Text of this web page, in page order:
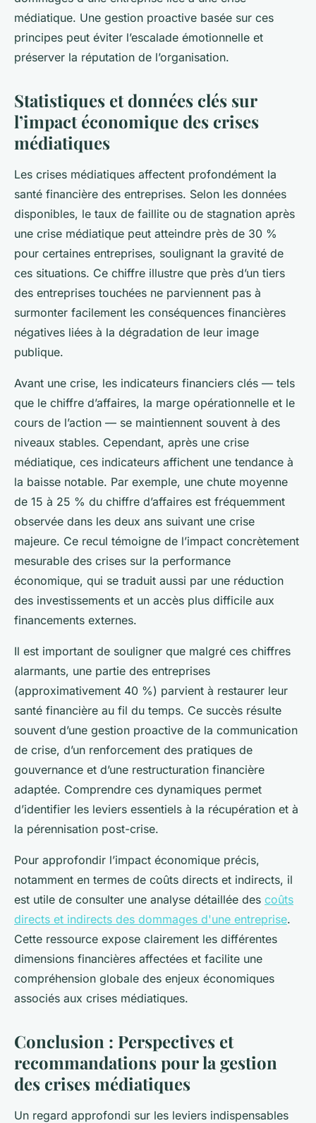
médiatique. Une gestion proactive basée sur ces
principes peut éviter l’escalade émotionnelle et
préserver la réputation de l’organisation.
Statistiques et données clés sur
l’impact économique des crises
médiatiques
Les crises médiatiques affectent profondément la
santé financière des entreprises. Selon les données
disponibles, le taux de faillite ou de stagnation après
une crise médiatique peut atteindre près de 30 %
pour certaines entreprises, soulignant la gravité de
ces situations. Ce chiffre illustre que près d’un tiers
des entreprises touchées ne parviennent pas à
surmonter facilement les conséquences financières
négatives liées à la dégradation de leur image
publique.
Avant une crise, les indicateurs financiers clés — tels
que le chiffre d’affaires, la marge opérationnelle et le
cours de l’action — se maintiennent souvent à des
niveaux stables. Cependant, après une crise
médiatique, ces indicateurs affichent une tendance à
la baisse notable. Par exemple, une chute moyenne
de 15 à 25 % du chiffre d’affaires est fréquemment
observée dans les deux ans suivant une crise
majeure. Ce recul témoigne de l’impact concrètement
mesurable des crises sur la performance
économique, qui se traduit aussi par une réduction
des investissements et un accès plus difficile aux
financements externes.
Il est important de souligner que malgré ces chiffres
alarmants, une partie des entreprises
(approximativement 40 %) parvient à restaurer leur
santé financière au fil du temps. Ce succès résulte
souvent d’une gestion proactive de la communication
de crise, d’un renforcement des pratiques de
gouvernance et d’une restructuration financière
adaptée. Comprendre ces dynamiques permet
d’identifier les leviers essentiels à la récupération et à
la pérennisation post-crise.
Pour approfondir l’impact économique précis,
notamment en termes de coûts directs et indirects, il
est utile de consulter une analyse détaillée des coûts
directs et indirects des dommages d'une entreprise.
Cette ressource expose clairement les différentes
dimensions financières affectées et facilite une
compréhension globale des enjeux économiques
associés aux crises médiatiques.
Conclusion : Perspectives et
recommandations pour la gestion
des crises médiatiques
Un regard approfondi sur les leviers indispensables